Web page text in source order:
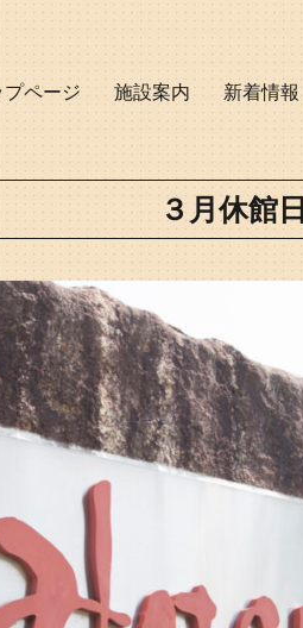
プページ 施設案内 新着情報
３月休館日